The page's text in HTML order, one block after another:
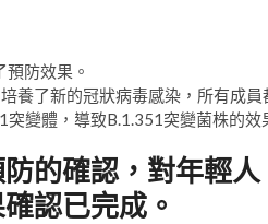
防效果。
養了新的冠狀病毒感染，所有成
變體，導致B.1.351突變菌株的效
的確認，對年輕
認已完成。